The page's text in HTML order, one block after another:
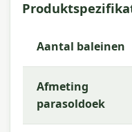
Eigenschaften
Ampelschirm
Black
Typ: Ampelschirm
Größe: 300x300 CM
Form: Quadratisch
Aantal baleinen
Afmeting
parasoldoek